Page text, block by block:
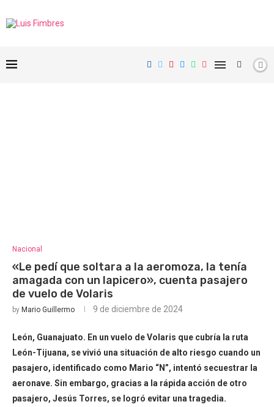
Nacional
«Le pedí que soltara a la aeromoza, la tenía
amagada con un lapicero», cuenta pasajero
de vuelo de Volaris
by Mario Guillermo 9 de diciembre de 2024
León, Guanajuato. En un vuelo de Volaris que cubría la ruta
León-Tijuana, se vivió una situación de alto riesgo cuando un
pasajero, identificado como Mario “N”, intentó secuestrar la
aeronave. Sin embargo, gracias a la rápida acción de otro
pasajero, Jesús Torres, se logró evitar una tragedia.